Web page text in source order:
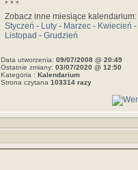
* * *
Zobacz inne miesiące kalendarium:
Styczeń - Luty - Marzec - Kwiecień -
Listopad - Grudzień
Data utworzenia: 09/07/2008 @ 20:49
Ostatnie zmiany: 03/07/2020 @ 12:50
Kategoria : Kalendarium
Strona czytana 103314 razy